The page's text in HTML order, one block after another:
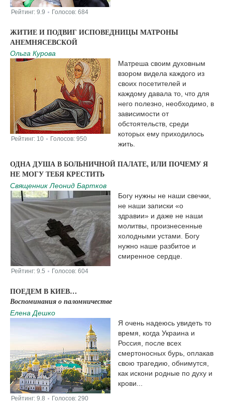
Рейтинг: 9.9 | Голосов: 684
ЖИТИЕ И ПОДВИГ ИСПОВЕДНИЦЫ МАТРОНЫ
АНЕМНЯСЕВСКОЙ
Ольга Курова
Рейтинг: 10 Голосов: 950
Матреша своим духовным
взором видела каждого из
своих посетителей и
каждому давала то, что для
него полезно, необходимо, в
зависимости от
обстоятельств, среди
которых ему приходилось
жить.
ОДНА ДУША В БОЛЬНИЧНОЙ ПАЛАТЕ, ИЛИ ПОЧЕМУ Я
НЕ МОГУ ТЕБЯ КРЕСТИТЬ
Священник Леонид Бартков
Рейтинг: 9.5 Голосов: 604
Богу нужны не наши свечки,
не наши записки «о
здравии» и даже не наши
молитвы, произнесенные
холодными устами. Богу
нужно наше разбитое и
смиренное сердце.
ПОЕДЕМ В КИЕВ…
Воспоминания о паломничестве
Елена Дешко
Рейтинг: 9.8 Голосов: 290
Я очень надеюсь увидеть то
время, когда Украина и
Россия, после всех
смертоносных бурь, оплакав
свою трагедию, обнимутся,
как искони родные по духу и
крови...